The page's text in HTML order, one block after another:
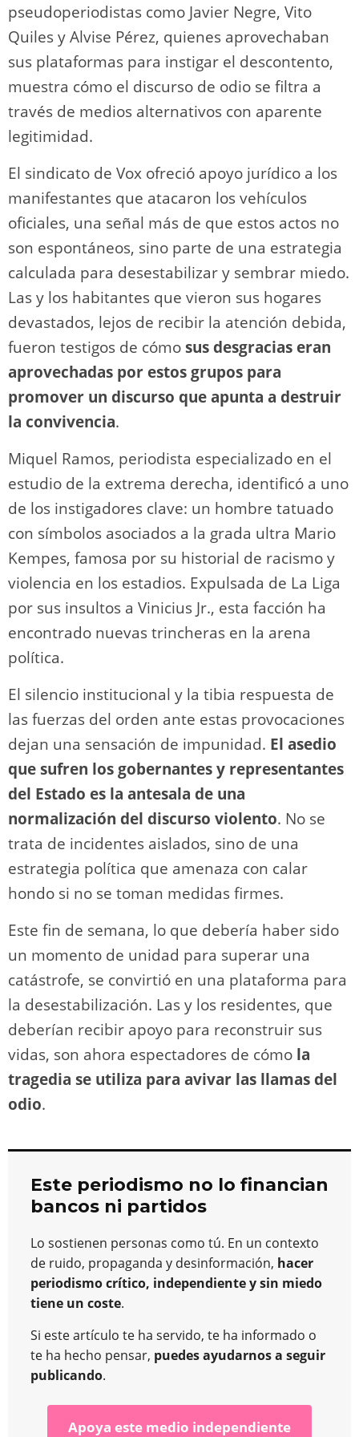
pseudoperiodistas como Javier Negre, Vito
Quiles y Alvise Pérez, quienes aprovechaban
sus plataformas para instigar el descontento,
muestra cómo el discurso de odio se filtra a
través de medios alternativos con aparente
legitimidad.
El sindicato de Vox ofreció apoyo jurídico a los
manifestantes que atacaron los vehículos
oficiales, una señal más de que estos actos no
son espontáneos, sino parte de una estrategia
calculada para desestabilizar y sembrar miedo.
Las y los habitantes que vieron sus hogares
devastados, lejos de recibir la atención debida,
fueron testigos de cómosus desgracias eran
aprovechadas por estos grupos para
promover un discurso que apunta a destruir
la convivencia.
Miquel Ramos, periodista especializado en el
estudio de la extrema derecha, identificó a uno
de los instigadores clave: un hombre tatuado
con símbolos asociados a la grada ultra Mario
Kempes, famosa por su historial de racismo y
violencia en los estadios. Expulsada de La Liga
por sus insultos a Vinicius Jr., esta facción ha
encontrado nuevas trincheras en la arena
política.
El silencio institucional y la tibia respuesta de
las fuerzas del orden ante estas provocaciones
dejan una sensación de impunidad. El asedio
que sufren los gobernantes y representantes
del Estado es la antesala de una
normalización del discurso violento. No se
trata de incidentes aislados, sino de una
estrategia política que amenaza con calar
hondo si no se toman medidas firmes.
Este fin de semana, lo que debería haber sido
un momento de unidad para superar una
catástrofe, se convirtió en una plataforma para
la desestabilización. Las y los residentes, que
deberían recibir apoyo para reconstruir sus
vidas, son ahora espectadores de cómo la
tragedia se utiliza para avivar las llamas del
odio.
Este periodismo no lo financian
bancos ni partidos
Lo sostienen personas como tú. En un contexto
de ruido, propaganda y desinformación, hacer
periodismo crítico, independiente y sin miedo
tiene un coste.
Si este artículo te ha servido, te ha informado o
te ha hecho pensar, puedes ayudarnos a seguir
publicando.
Apoya este medio independiente